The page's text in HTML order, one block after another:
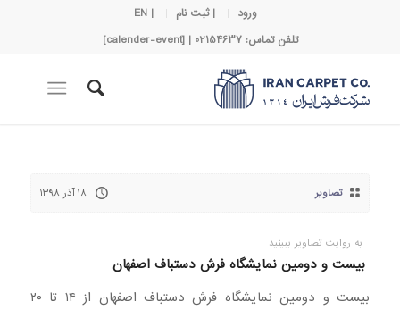
ورود | ثبت نام
| EN
تلفن تماس: 02154637 | [calender-event]
تصاویر ۱۸ آذر ۱۳۹۸
به روایت تصاویر ببینید
بیست و دومین نمایشگاه فرش دستباف اصفهان
بیست و دومین نمایشگاه فرش دستباف اصفهان از ۱۴ تا ۲۰